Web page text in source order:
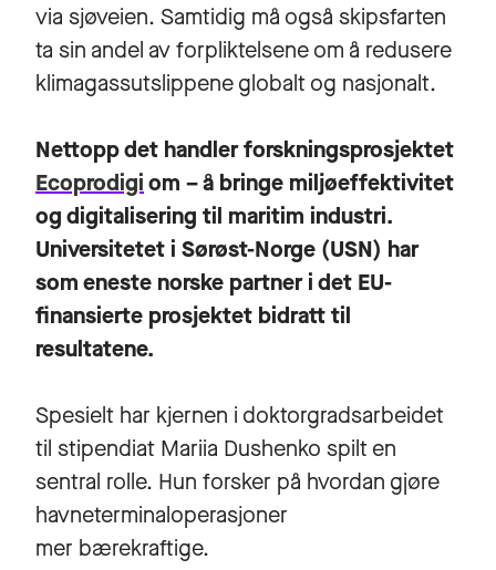
via sjøveien. Samtidig må også skipsfarten
ta sin andel av forpliktelsene om å redusere
klimagassutslippene globalt og nasjonalt.
Nettopp det handler forskningsprosjektet
Ecoprodigiom – å bringe miljøeffektivitet
og digitalisering til maritim industri.
Universitetet i Sørøst-Norge (USN) har
som eneste norske partner i det EU-
finansierte prosjektet bidratt til
resultatene.
Spesielt har kjernen i doktorgradsarbeidet
til stipendiat Mariia Dushenko spilt en
sentral rolle. Hun forsker på hvordan gjøre
havneterminaloperasjoner
mer bærekraftige.